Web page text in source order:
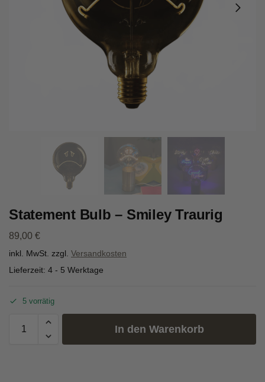
Statement Bulb – Smiley Traurig
89,00 €
inkl. MwSt. zzgl. Versandkosten
Lieferzeit: 4 - 5 Werktage
5 vorrätig
In den Warenkorb